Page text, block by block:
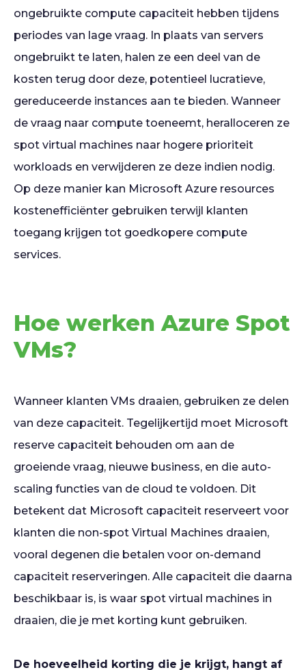
ongebruikte compute capaciteit hebben tijdens
periodes van lage vraag. In plaats van servers
ongebruikt te laten, halen ze een deel van de
kosten terug door deze, potentieel lucratieve,
gereduceerde instances aan te bieden. Wanneer
de vraag naar compute toeneemt, heralloceren ze
spot virtual machines naar hogere prioriteit
workloads en verwijderen ze deze indien nodig.
Op deze manier kan Microsoft Azure resources
kostenefficiënter gebruiken terwijl klanten
toegang krijgen tot goedkopere compute
services.
Hoe werken Azure Spot
VMs?
Wanneer klanten VMs draaien, gebruiken ze delen
van deze capaciteit. Tegelijkertijd moet Microsoft
reserve capaciteit behouden om aan de
groeiende vraag, nieuwe business, en die auto-
scaling functies van de cloud te voldoen. Dit
betekent dat Microsoft capaciteit reserveert voor
klanten die non-spot Virtual Machines draaien,
vooral degenen die betalen voor on-demand
capaciteit reserveringen. Alle capaciteit die daarna
beschikbaar is, is waar spot virtual machines in
draaien, die je met korting kunt gebruiken.
De hoeveelheid korting die je krijgt, hangt af